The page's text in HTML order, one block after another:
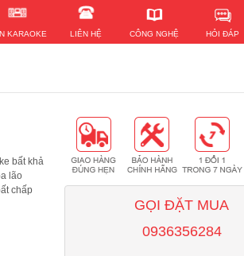
KARAOKE LIÊN HỆ CÔNG NGHỆ HỎI ĐÁP
bất khả
lão
chấp
GỌI ĐẶT MUA
0936356284